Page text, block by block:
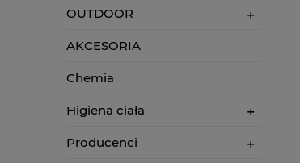
OUTDOOR
AKCESORIA
Chemia
Higiena ciała
Producenci